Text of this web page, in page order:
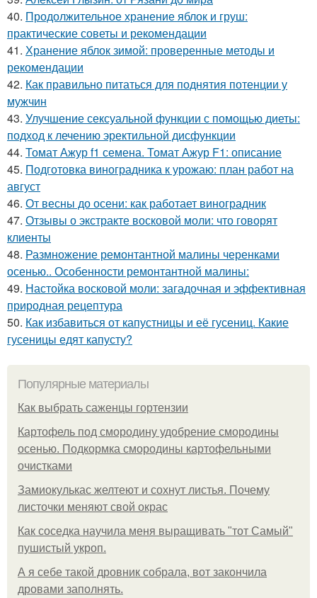
40. Продолжительное хранение яблок и груш:
практические советы и рекомендации
41. Хранение яблок зимой: проверенные методы и
рекомендации
42. Как правильно питаться для поднятия потенции у
мужчин
43. Улучшение сексуальной функции с помощью диеты:
подход к лечению эректильной дисфункции
44. Томат Ажур f1 семена. Томат Ажур F1: описание
45. Подготовка виноградника к урожаю: план работ на
август
46. От весны до осени: как работает виноградник
47. Отзывы о экстракте восковой моли: что говорят
клиенты
48. Размножение ремонтантной малины черенками
осенью.. Особенности ремонтантной малины:
49. Настойка восковой моли: загадочная и эффективная
природная рецептура
50. Как избавиться от капустницы и её гусениц. Какие
гусеницы едят капусту?
Популярные материалы
Как выбрать саженцы гортензии
Картофель под смородину удобрение смородины
осенью. Подкормка смородины картофельными
очистками
Замиокулькас желтеют и сохнут листья. Почему
листочки меняют свой окрас
Как соседка научила меня выращивать "тот Самый"
пушистый укроп.
А я себе такой дровник собрала, вот закончила
дровами заполнять.